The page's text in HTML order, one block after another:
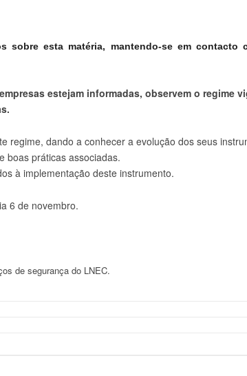
sobre esta matéria, mantendo-se em contacto
estejam informadas, observem o regime
regime, dando a conhecer a evolução dos seus
boas práticas associadas.
à implementação deste instrumento.
6 de novembro.
de segurança do LNEC.